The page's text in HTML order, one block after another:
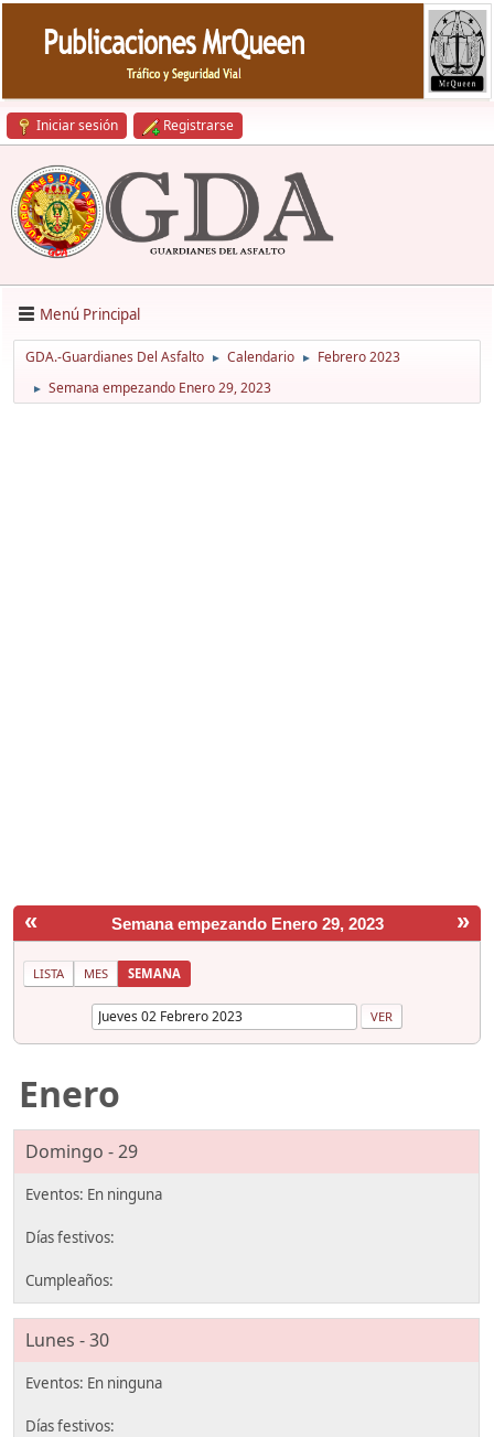
Iniciar sesión Registrarse
Menú Principal
GDA.-Guardianes Del Asfalto ► Calendario ► Febrero 2023
► Semana empezando Enero 29, 2023
« »
Semana empezando Enero 29, 2023
LISTA MES SEMANA
Enero
Domingo - 29
Lunes - 30